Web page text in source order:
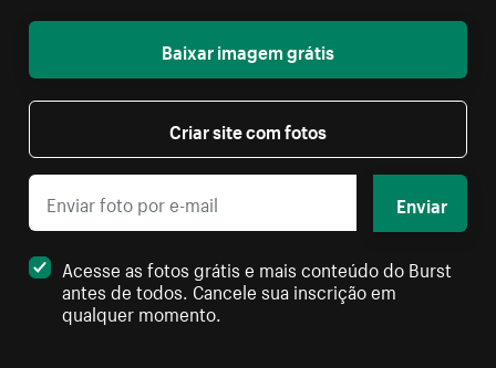
Baixar imagem grátis
Criar site com fotos
Enviar
Acesse as fotos grátis e mais conteúdo do Burst
antes de todos. Cancele sua inscrição em
qualquer momento.